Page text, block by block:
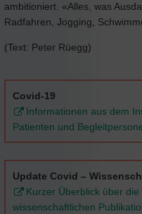
ambitioniert. «Alles, was
Radfahren, Jogging,
(Text: Peter Rüegg)
Covid-19
Informationen aus dem
Patienten und
Update Covid –
Kurzer Überblick über
wissenschaftlichen